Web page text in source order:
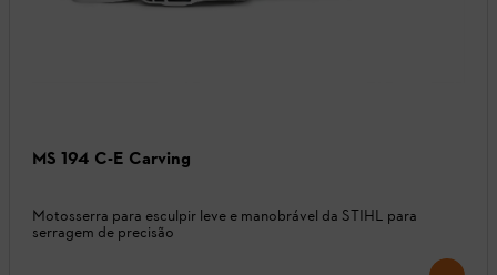
MS 194 C-E Carving
Motosserra para esculpir leve e manobrável da STIHL para
serragem de precisão